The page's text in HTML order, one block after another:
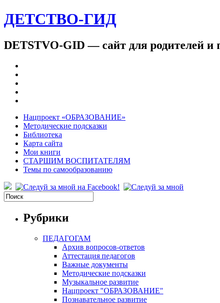
ДЕТСТВО-ГИД
DETSTVO-GID — сайт для родителей и
Нацпроект «ОБРАЗОВАНИЕ»
Методические подсказки
Библиотека
Карта сайта
Мои книги
СТАРШИМ ВОСПИТАТЕЛЯМ
Темы по самообразованию
Рубрики
ПЕДАГОГАМ
Архив вопросов-ответов
Аттестация педагогов
Важные документы
Методические подсказки
Музыкальное развитие
Нацпроект "ОБРАЗОВАНИЕ"
Познавательное развитие